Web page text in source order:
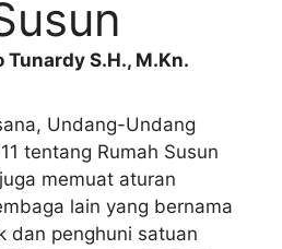
S.H., M.Kn.
Undang-Undang
tentang Rumah Susun
memuat aturan
lain yang bernama
dan penghuni satuan